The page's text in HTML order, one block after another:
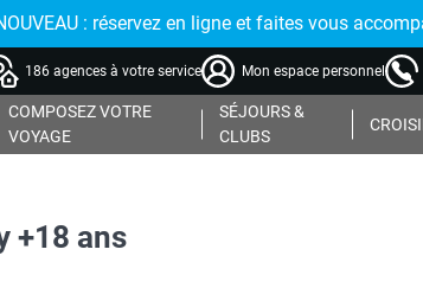
: réservez en ligne et faites vous
186 agences à votre service Mon espace personnel
COMPOSEZ VOTRE
VOYAGE
SÉJOURS &
CLUBS
+18 ans